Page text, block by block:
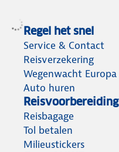
Regel het snel
Service & Contact
Reisverzekering
Wegenwacht Europa
Auto huren
Reisvoorbereiding
Reisbagage
Tol betalen
Milieustickers